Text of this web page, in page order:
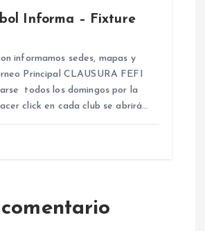
Informa – Fixture
informamos sedes, mapas y
Principal CLAUSURA FEFI
todos los domingos por la
click en cada club se abrirá…